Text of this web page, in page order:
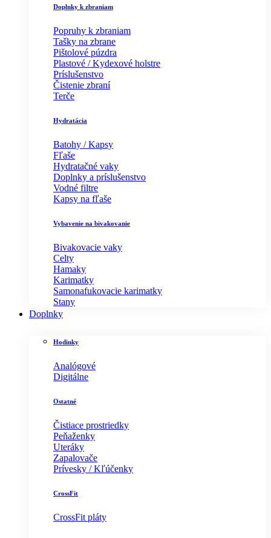
Doplnky k zbraniam
Popruhy k zbraniam
Tašky na zbrane
Pištolové púzdra
Plastové / Kydexové holstre
Príslušenstvo
Čistenie zbraní
Terče
Hydratácia
Batohy / Kapsy
Fľaše
Hydratačné vaky
Doplnky a príslušenstvo
Vodné filtre
Kapsy na fľaše
Vybavenie na bivakovanie
Bivakovacie vaky
Celty
Hamaky
Karimatky
Samonafukovacie karimatky
Stany
Doplnky
Hodinky
Analógové
Digitálne
Ostatné
Čistiace prostriedky
Peňaženky
Uteráky
Zapalovače
Prívesky / Kľúčenky
CrossFit
CrossFit pláty